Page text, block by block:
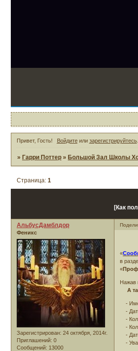
Привет, Гость! Войдитеили зарегистрируйтесь.
» Гарри Поттер » Большой Зал Школы
[Как
Страница:1
АльбусДамблдор
Феникс
Зарегистрирован: 24 октября, 2014г.
Приглашений: 0
Сообщений: 13000
«
в
«
Нажав
А
-
-
-
-
-
-